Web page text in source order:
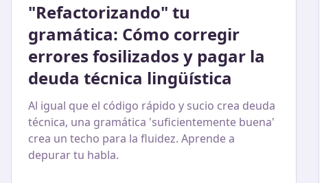
"Refactorizando" tu
gramática: Cómo corregir
errores fosilizados y pagar la
deuda técnica lingüística
Al igual que el código rápido y sucio crea deuda
técnica, una gramática 'suficientemente buena'
crea un techo para la fluidez. Aprende a
depurar tu habla.